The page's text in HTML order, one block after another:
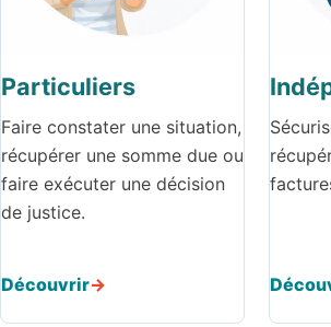
Particuliers
Faire constater une situation,
récupérer une somme due ou
faire exécuter une décision
de justice.
Découvrir